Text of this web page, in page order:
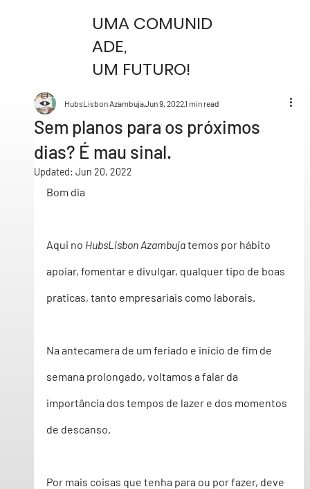
UMA COMUNID
ADE,
UM FUTURO!
Sem planos para os próximos
dias? É mau sinal.
HubsLisbon AzambujaJun 9, 20221 min read
Updated: Jun 20, 2022
Bom dia
Aqui no HubsLisbon Azambuja temos por hábito
apoiar, fomentar e divulgar, qualquer tipo de boas
praticas, tanto empresariais como laborais.
Na antecamera de um feriado e início de fim de
semana prolongado, voltamos a falar da
importância dos tempos de lazer e dos momentos
de descanso.
Por mais coisas que tenha para ou por fazer, deve